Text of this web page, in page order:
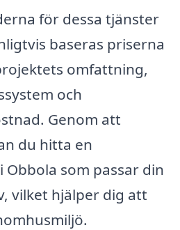
för dessa tjänster
baseras priserna
omfattning,
och
Genom att
du hitta en
som passar din
vilket hjälper dig att